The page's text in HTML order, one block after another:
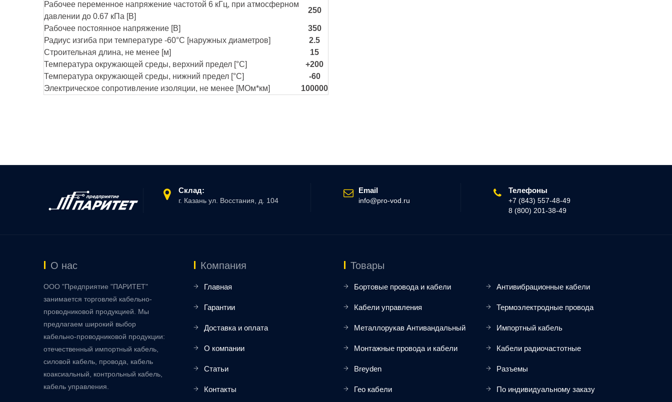
Рабочее переменное напряжение частотой 6 кГц, при атмосферном
давлении до 0.67 кПа [В]
250
Рабочее постоянное напряжение [В]
350
Радиус изгиба при температуре -60°С [наружных диаметров]
2.5
Строительная длина, не менее [м]
15
Температура окружающей среды, верхний предел [°C]
+200
Температура окружающей среды, нижний предел [°C]
-60
Электрическое сопротивление изоляции, не менее [МОм*км]
100000
Склад:
г. Казань ул. Восстания, д. 104
Email
info@pro-vod.ru
Телефоны
+7 (843) 557-48-49
8 (800) 201-38-49
О нас
ООО "Предприятие "ПАРИТЕТ"
занимается торговлей кабельно-
проводниковой продукцией. Мы
предлагаем широкий выбор
кабельно-проводниковой продукции:
отечественный импортный кабель,
силовой кабель, провода, кабель
коаксиальный, контрольный кабель,
кабель управления.
Компания
Главная
Гарантии
Доставка и оплата
О компании
Статьи
Контакты
Товары
Бортовые провода и кабели Антивибрационные кабели
Кабели управления Термоэлектродные провода
Металлорукав Антивандальный Импортный кабель
Монтажные провода и кабели Кабели радиочастотные
Breyden Разъемы
Гео кабели По индивидуальному заказу